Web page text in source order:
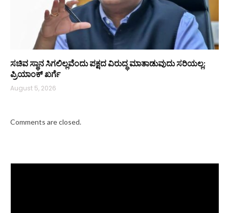
ಸಚಿವ ಸ್ಥಾನ ಸಿಗಲಿಲ್ಲವೆಂದು ಪಕ್ಷದ ವಿರುದ್ಧ ಮಾತಾಡುವುದು ಸರಿಯಲ್ಲ:
ಪ್ರಿಯಾಂಕ್ ಖರ್ಗೆ
August 5, 2026
Comments are closed.